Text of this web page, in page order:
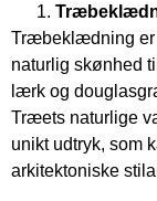
Træbeklædning er
naturlig skønhed
lærk og
Træets naturlige
unikt udtryk, som
arkitektoniske